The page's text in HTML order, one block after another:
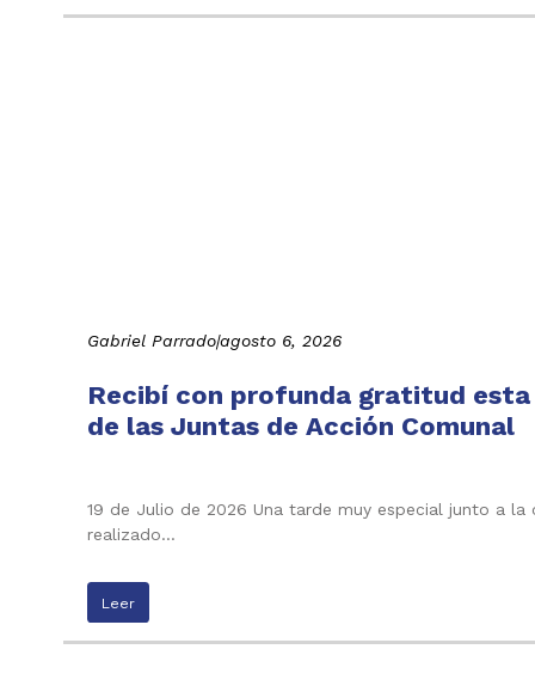
Gabriel Parrado|agosto 6, 2026
Recibí con profunda gratitud
de las Juntas de Acción Comunal
19 de Julio de 2026 Una tarde muy especial junto a
realizado…
Leer